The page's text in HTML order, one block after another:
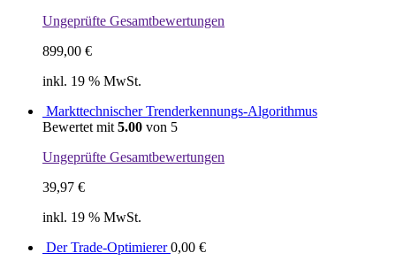
Ungeprüfte Gesamtbewertungen
899,00 €
inkl. 19 % MwSt.
Markttechnischer Trenderkennungs-Algorithmus
Bewertet mit 5.00 von 5
Ungeprüfte Gesamtbewertungen
39,97 €
inkl. 19 % MwSt.
Der Trade-Optimierer 0,00 €